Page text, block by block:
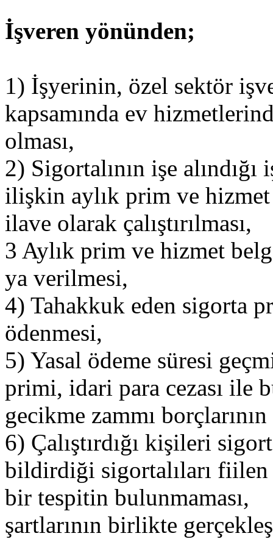
İşveren yönünden;
1) İşyerinin, özel sektör
kapsamında ev
olması,
2) Sigortalının işe
ilişkin aylık prim ve hizmet
ilave olarak çalıştırılması,
3 Aylık prim ve hizmet
ya verilmesi,
4) Tahakkuk eden sigorta
ödenmesi,
5) Yasal ödeme süresi
primi, idari para cezası ile
gecikme zammı
6) Çalıştırdığı kişileri
bildirdiği sigortalıları fiilen
bir tespitin bulunmaması,
şartlarının birlikte